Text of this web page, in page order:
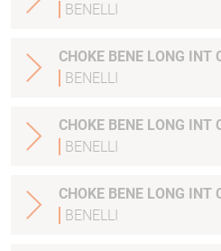
BENELLI
CHOKE BENE LONG INT
BENELLI
CHOKE BENE LONG INT
BENELLI
CHOKE BENE LONG INT
BENELLI